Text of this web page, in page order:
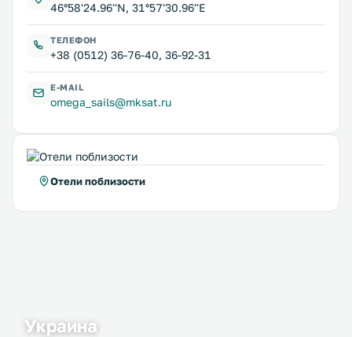
46°58'24.96''N, 31°57'30.96''E
ТЕЛЕФОН
+38 (0512) 36-76-40, 36-92-31
E-MAIL
omega_sails@mksat.ru
Отели поблизости
Украина